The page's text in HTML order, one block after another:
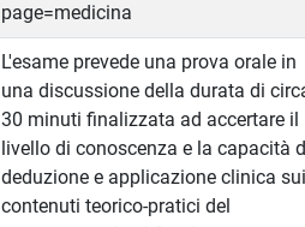
page=medicina
L'esame prevede una prova orale in
una discussione della durata di
30 minuti finalizzata ad accertare il
livello di conoscenza e la capacità
deduzione e applicazione clinica sui
contenuti teorico-pratici del